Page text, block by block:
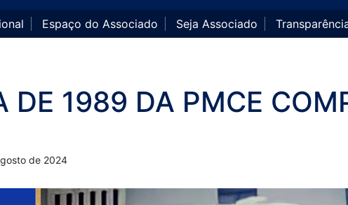
Espaço do Associado Seja Associado
DE 1989 DA PMCE
de 2024